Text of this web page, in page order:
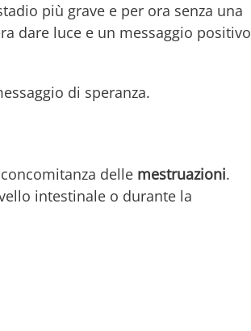
più grave e per ora senza una
dare luce e un messaggio positivo
di speranza.
delle mestruazioni.
intestinale o durante la